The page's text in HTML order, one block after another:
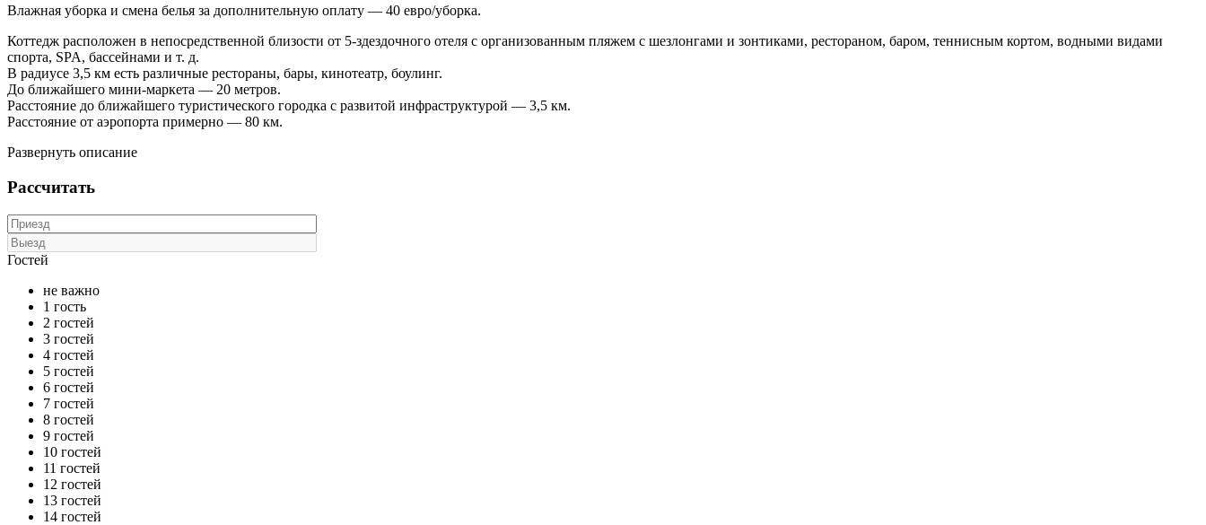
Влажная уборка и смена белья за дополнительную оплату — 40 евро/уборка.
Коттедж расположен в непосредственной близости от 5-здездочного отеля с организованным пляжем с шезлонгами и зонтиками, рестораном, баром, теннисным кортом, водными видами
спорта, SPA, бассейнами и т. д.
В радиусе 3,5 км есть различные рестораны, бары, кинотеатр, боулинг.
До ближайшего мини-маркета — 20 метров.
Расстояние до ближайшего туристического городка с развитой инфраструктурой — 3,5 км.
Расстояние от аэропорта примерно — 80 км.
Развернуть описание
Рассчитать
Гостей
не важно
1 гость
2 гостей
3 гостей
4 гостей
5 гостей
6 гостей
7 гостей
8 гостей
9 гостей
10 гостей
11 гостей
12 гостей
13 гостей
14 гостей